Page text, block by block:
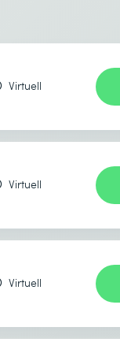
Virtuell
Virtuell
Virtuell